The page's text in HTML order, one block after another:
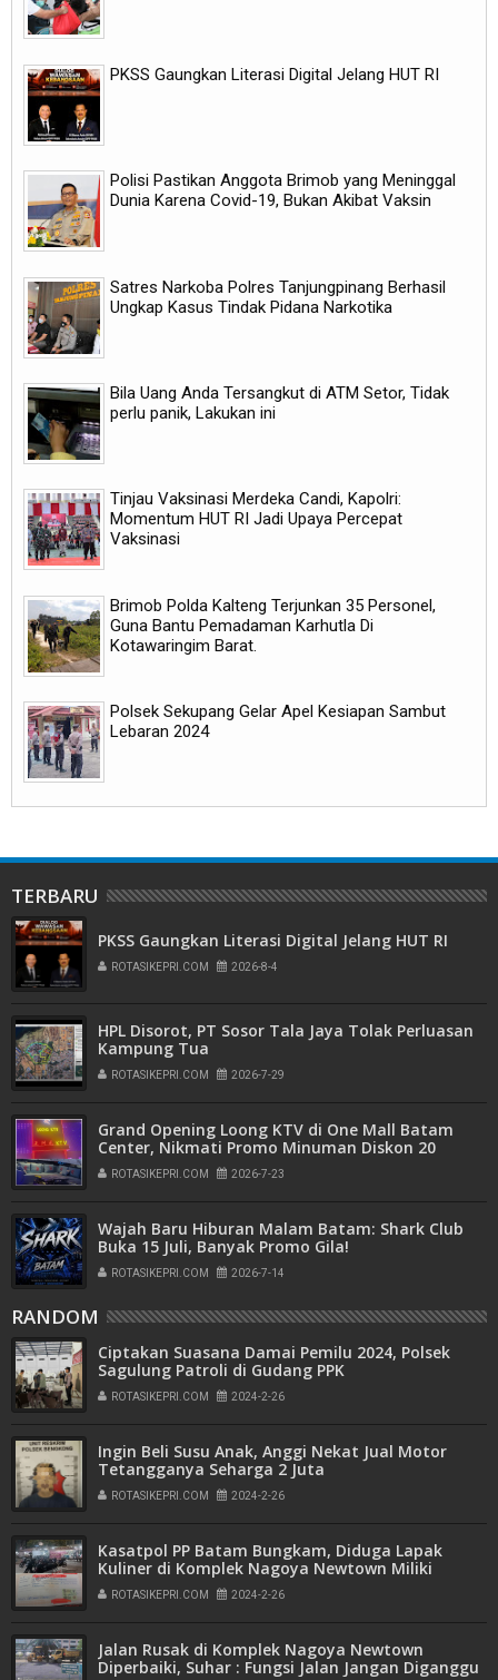
PKSS Gaungkan Literasi Digital Jelang HUT RI
Polisi Pastikan Anggota Brimob yang Meninggal
Dunia Karena Covid-19, Bukan Akibat Vaksin
Satres Narkoba Polres Tanjungpinang Berhasil
Ungkap Kasus Tindak Pidana Narkotika
Bila Uang Anda Tersangkut di ATM Setor, Tidak
perlu panik, Lakukan ini
Tinjau Vaksinasi Merdeka Candi, Kapolri:
Momentum HUT RI Jadi Upaya Percepat
Vaksinasi
Brimob Polda Kalteng Terjunkan 35 Personel,
Guna Bantu Pemadaman Karhutla Di
Kotawaringim Barat.
Polsek Sekupang Gelar Apel Kesiapan Sambut
Lebaran 2024
TERBARU
PKSS Gaungkan Literasi Digital Jelang HUT RI
ROTASIKEPRI.COM 2026-8-4
HPL Disorot, PT Sosor Tala Jaya Tolak Perluasan
Kampung Tua
ROTASIKEPRI.COM 2026-7-29
Grand Opening Loong KTV di One Mall Batam
Center, Nikmati Promo Minuman Diskon 20
Persen
ROTASIKEPRI.COM 2026-7-23
Wajah Baru Hiburan Malam Batam: Shark Club
Buka 15 Juli, Banyak Promo Gila!
ROTASIKEPRI.COM 2026-7-14
RANDOM
Ciptakan Suasana Damai Pemilu 2024, Polsek
Sagulung Patroli di Gudang PPK
ROTASIKEPRI.COM 2024-2-26
Ingin Beli Susu Anak, Anggi Nekat Jual Motor
Tetangganya Seharga 2 Juta
ROTASIKEPRI.COM 2024-2-26
Kasatpol PP Batam Bungkam, Diduga Lapak
Kuliner di Komplek Nagoya Newtown Miliki
Pawang
ROTASIKEPRI.COM 2024-2-26
Jalan Rusak di Komplek Nagoya Newtown
Diperbaiki, Suhar : Fungsi Jalan Jangan Diganggu